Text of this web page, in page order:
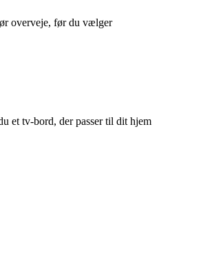
overveje, før du vælger
et tv-bord, der passer til dit hjem